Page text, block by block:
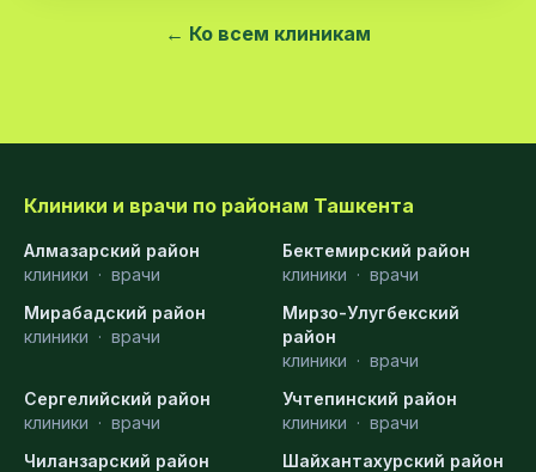
← Ко всем клиникам
Клиники и врачи по районам Ташкента
Алмазарский район
клиники · врачи
Бектемирский район
клиники · врачи
Мирабадский район
клиники · врачи
Мирзо-Улугбекский
район
клиники · врачи
Сергелийский район
клиники · врачи
Учтепинский район
клиники · врачи
Чиланзарский район
Шайхантахурский район